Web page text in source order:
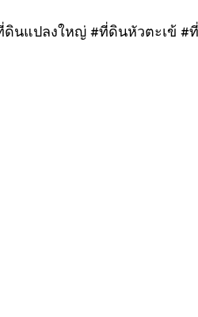
นแปลงใหญ่ #ที่ดินหัวตะเข้ #